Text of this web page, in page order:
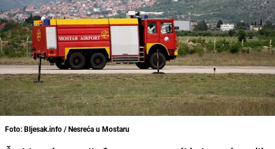
Foto: Bljesak.info / Nesreća u Mostaru